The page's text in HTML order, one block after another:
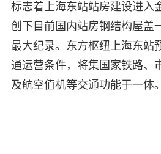
标志着上海东站站房建设进入
创下目前国内站房钢结构屋盖
最大纪录。东方枢纽上海东站
通运营条件，将集国家铁路、
及航空值机等交通功能于一体。